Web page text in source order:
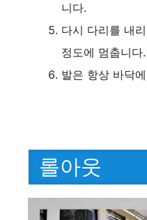
니다.
다시 다리를 내
정도에 멈춥니다.
발은 항상 바닥
롤아웃